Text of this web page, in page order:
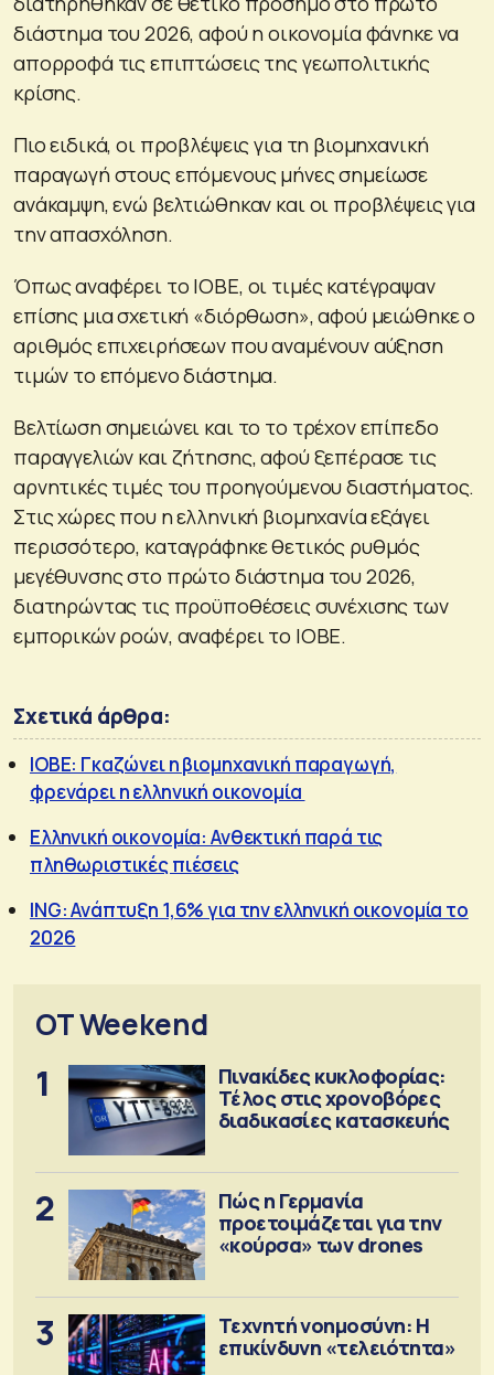
διάστημα του 2026, αφού η οικονομία φάνηκε να
απορροφά τις επιπτώσεις της γεωπολιτικής
κρίσης.
Πιο ειδικά, οι προβλέψεις για τη βιομηχανική
παραγωγή στους επόμενους μήνες σημείωσε
ανάκαμψη, ενώ βελτιώθηκαν και οι προβλέψεις για
την απασχόληση.
Όπως αναφέρει το ΙΟΒΕ, οι τιμές κατέγραψαν
επίσης μια σχετική «διόρθωση», αφού μειώθηκε ο
αριθμός επιχειρήσεων που αναμένουν αύξηση
τιμών το επόμενο διάστημα.
Βελτίωση σημειώνει και το το τρέχον επίπεδο
παραγγελιών και ζήτησης, αφού ξεπέρασε τις
αρνητικές τιμές του προηγούμενου διαστήματος.
Στις χώρες που η ελληνική βιομηχανία εξάγει
περισσότερο, καταγράφηκε θετικός ρυθμός
μεγέθυνσης στο πρώτο διάστημα του 2026,
διατηρώντας τις προϋποθέσεις συνέχισης των
εμπορικών ροών, αναφέρει το ΙΟΒΕ.
Σχετικά άρθρα:
ΙΟΒΕ: Γκαζώνει η βιομηχανική παραγωγή,
φρενάρει η ελληνική οικονομία
Ελληνική οικονομία: Ανθεκτική παρά τις
πληθωριστικές πιέσεις
ING: Ανάπτυξη 1,6% για την ελληνική οικονομία το
2026
OT Weekend
1
Πινακίδες κυκλοφορίας:
Τέλος στις χρονοβόρες
διαδικασίες κατασκευής
2
Πώς η Γερμανία
προετοιμάζεται για την
«κούρσα» των drones
3
Τεχνητή νοημοσύνη: Η
επικίνδυνη «τελειότητα»